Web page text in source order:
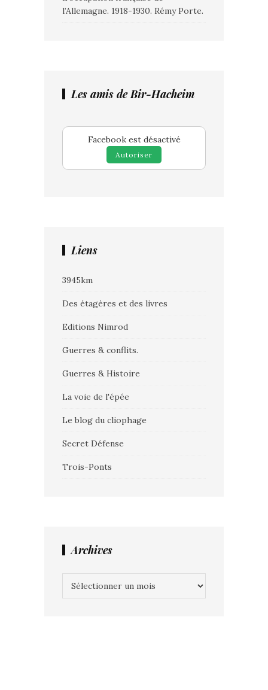
l’Allemagne. 1918-1930. Rémy Porte.
Les amis de Bir-Hacheim
Facebook est désactivé
Autoriser
Liens
3945km
Des étagères et des livres
Editions Nimrod
Guerres & conflits.
Guerres & Histoire
La voie de l'épée
Le blog du cliophage
Secret Défense
Trois-Ponts
Archives